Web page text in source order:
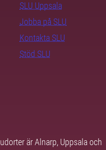
SLU Uppsala
Jobba på SLU
Kontakta SLU
Stöd SLU
är Alnarp, Uppsala och